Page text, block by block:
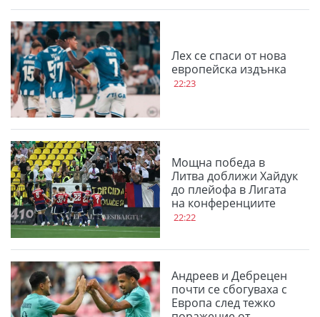
Лех се спаси от нова
европейска издънка
22:23
Мощна победа в
Литва доближи Хайдук
до плейофа в Лигата
на конференциите
22:22
Андреев и Дебрецен
почти се сбогуваха с
Европа след тежко